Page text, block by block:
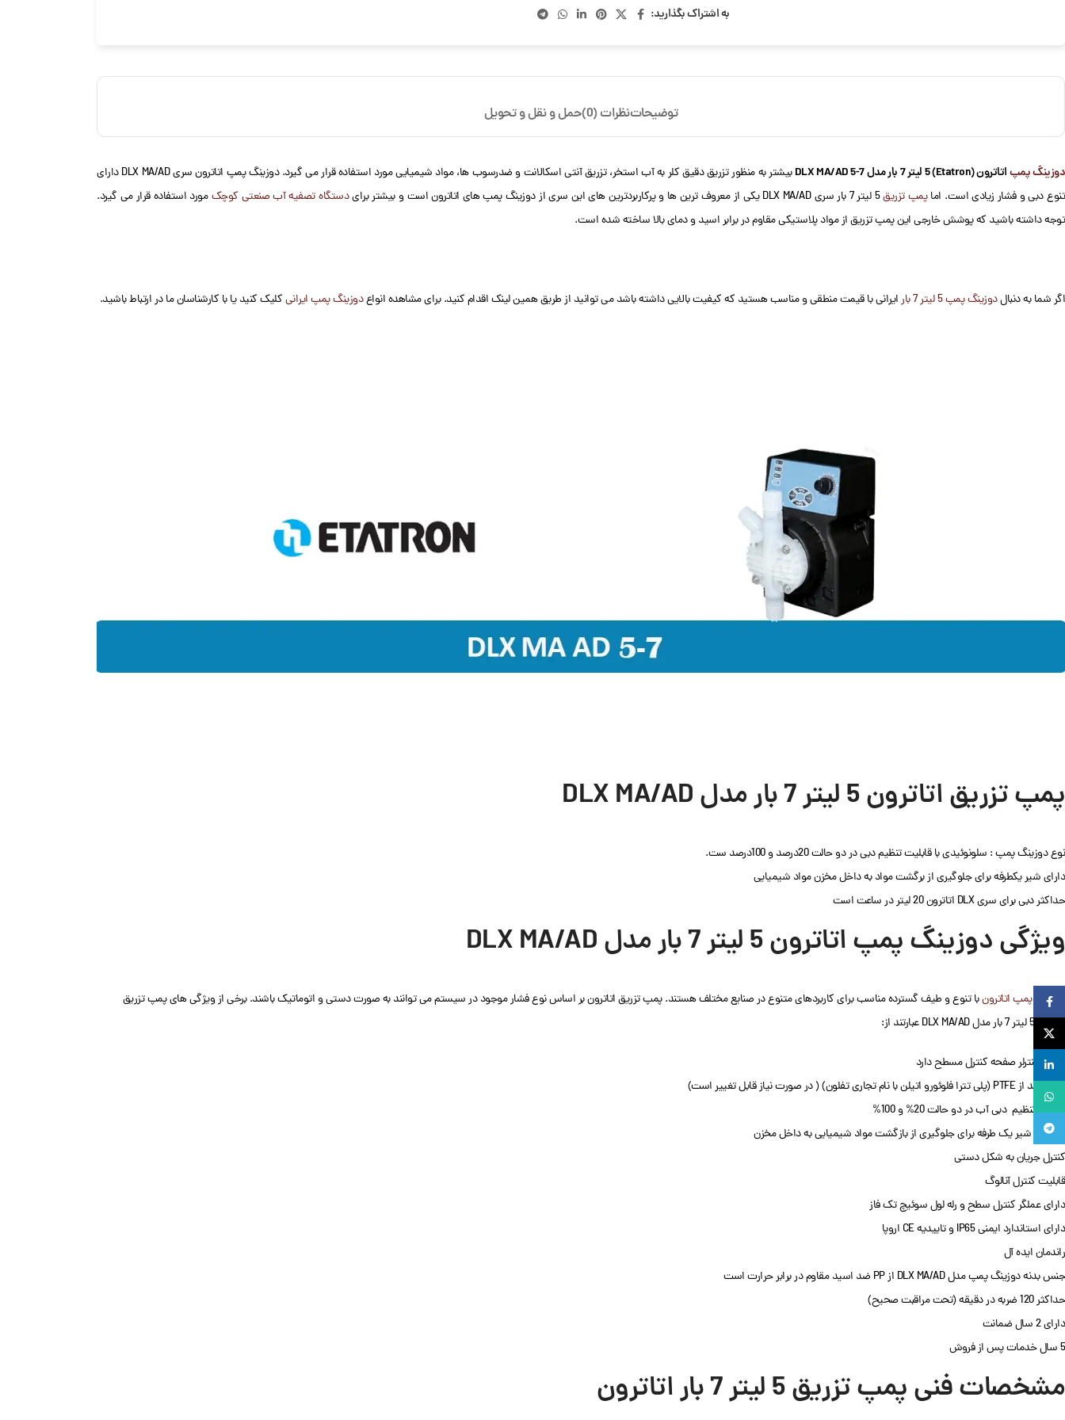
به اشتراک بگذارید:
توضیحاتنظرات (0) حمل و نقل و تحویل
دوزینگ پمپاتاترون (Etatron) 5 لیتر 7 بار مدل DLX MA/AD 5-7
بیشتر به منظور تزریق دقیق کلر به آب استخر، تزریق آنتی اسکالانت و ضدرسوب ها، مواد شیمیایی مورد استفاده قرار می گیرد. دوزینگ پمپ اتاترون سری DLX MA/AD دارای
تنوع دبی و فشار زیادی است. اماپمپ تزریق5 لیتر 7 بار سری DLX MA/AD یکی از معروف ترین ها و پرکاربردترین های این سری از دوزینگ پمپ های اتاترون است و بیشتر برای دستگاه تصفیه آب صنعتی کوچکمورد استفاده قرار می گیرد.
توجه داشته باشید که پوشش خارجی این پمپ تزریق از مواد پلاستیکی مقاوم در برابر اسید و دمای بالا ساخته شده است.
اگر شما به دنبالدوزینگ پمپ 5 لیتر 7 بار ایرانی با قیمت منطقی و مناسب هستید که کیفیت بالایی داشته باشد می توانید از طریق همین لینک اقدام کنید. برای مشاهده انواعدوزینگ پمپ ایرانیکلیک کنید یا با کارشناسان ما در ارتباط باشید.
پمپ تزریق اتاترون 5 لیتر 7 بار مدل DLX MA/AD
نوع دوزینگ پمپ : سلونوئیدی با قابلیت تنظیم دبی در دو حالت 20درصد و 100درصد ست.
دارای شیر یکطرفه برای جلوگیری از برگشت مواد به داخل مخزن مواد شیمیایی
حداکثر دبی برای سری DLX اتاترون 20 لیتر در ساعت است
ویژگی دوزینگ پمپ اتاترون 5 لیتر 7 بار مدل DLX MA/AD
دوزینگ پمپ اتاترونبا تنوع و طیف گسترده مناسب برای کاربردهای متنوع در صنایع مختلف هستند. پمپ تزریق اتاترون بر اساس نوع فشار موجود در سیستم می توانند به صورت دستی و اتوماتیک باشند. برخی از ویژگی های پمپ تزریق
میکرو کنترلر صفحه کنترل مسطح دارد
جنس هد از PTFE (پلی تترا فلوئورو اتیلن با نام تجاری تفلون) ( در صورت نیاز قابل تغییر است)
قابلیت تنظیم دبی آب در دو حالت 20% و 100%
مجهز به شیر یک طرفه برای جلوگیری از بازگشت مواد شیمیایی به داخل مخزن
کنترل جریان به شکل دستی
قابلیت کنترل آنالوگ
دارای عملگر کنترل سطح و رله لول سوئیچ تک فاز
دارای استاندارد ایمنی IP65 و تاییدیه CE اروپا
راندمان ایده آل
جنس بدنه دوزینگ پمپ مدل DLX MA/AD از PP ضد اسید مقاوم در برابر حرارت است
حداکثر 120 ضربه در دقیقه (تحت مراقبت صحیح)
دارای 2 سال ضمانت
5 سال خدمات پس از فروش
مشخصات فنی پمپ تزریق 5 لیتر 7 بار اتاترون
Facebook
لینکدین
واتساپ
تلگرام